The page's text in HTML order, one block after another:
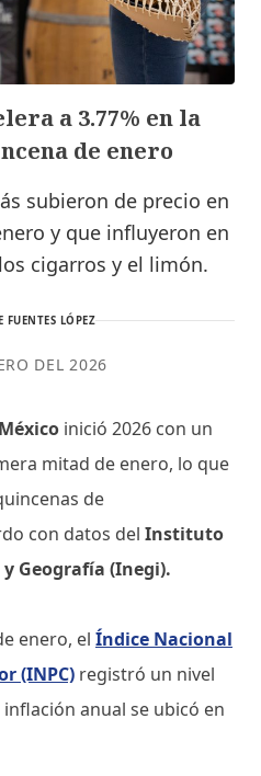
a 3.77% en la
de enero
subieron de precio en
y que influyeron en
cigarros y el limón.
FUENTES LÓPEZ
DEL 2026
inició 2026 con un
mitad de enero, lo que
de
con datos del Instituto
Geografía (Inegi).
enero, el Índice Nacional
(INPC) registró un nivel
inflación anual se ubicó en